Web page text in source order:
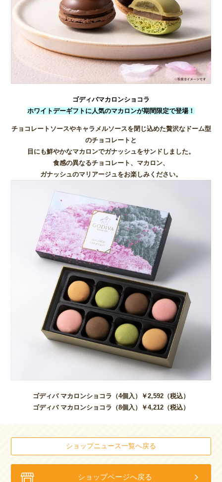
ゴディバマカロンショコラ
ホワイトデーギフトに人気のマカロンが期間限定で登場！
チョコレートソースやキャラメルソースを閉じ込めた贅沢なドーム型
のチョコレートと
目にも鮮やかなマカロンでガナッシュをサンドしました。
食感の異なるチョコレート、マカロン、
ガナッシュのマリアージュをお楽しみください。
ゴディバ マカロンショコラ（4個入） ￥2,592 （税込）
ゴディバ マカロンショコラ（8個入）
￥4,212 （税込）
ショップニュース一覧へ戻る
ショップページへ戻る